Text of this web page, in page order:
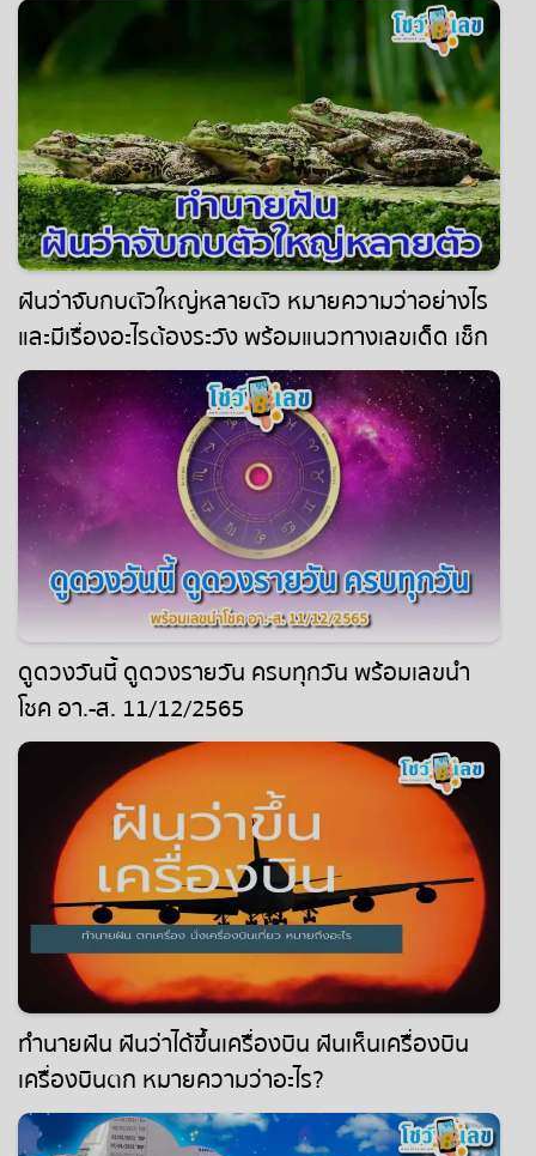
ฝันว่าจับกบตัวใหญ่หลายตัว หมายความว่าอย่างไร
และมีเรื่องอะไรต้องระวัง พร้อมแนวทางเลขเด็ด เช็ก
ได้เลยที่นี่!
ดูดวงวันนี้ ดูดวงรายวัน ครบทุกวัน พร้อมเลขนำ
โชค อา.-ส. 11/12/2565
ทำนายฝัน ฝันว่าได้ขึ้นเครื่องบิน ฝันเห็นเครื่องบิน
เครื่องบินตก หมายความว่าอะไร?